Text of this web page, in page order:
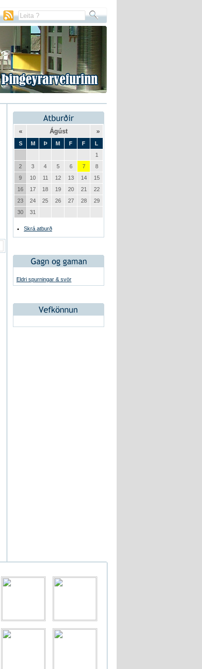
« Ágúst »
S M Þ M F F
L
1
2
3 4 5 6 7
8
9
10 11 12 13 14
15
16
17 18 19 20 21
22
23
24 25 26 27 28
29
30
31
Skrá atburð
Eldri spurningar & svör